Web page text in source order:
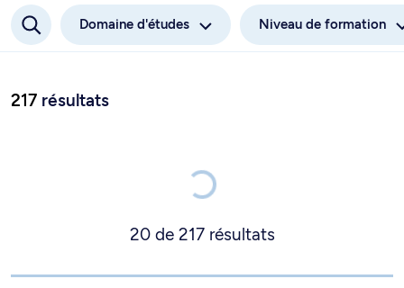
Domaine d'études Niveau de formation
217 résultats
20 de 217 résultats